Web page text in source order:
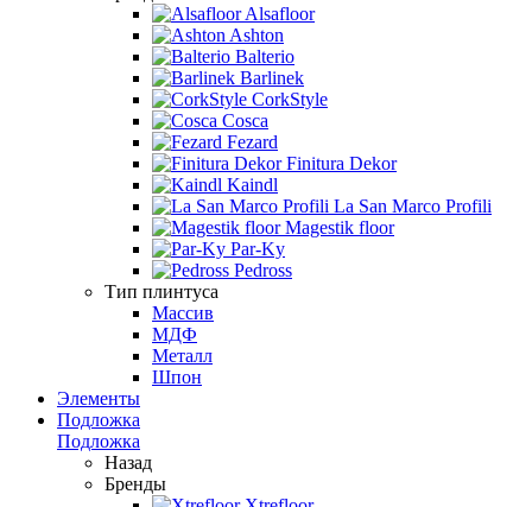
Alsafloor
Ashton
Balterio
Barlinek
CorkStyle
Cosca
Fezard
Finitura Dekor
Kaindl
La San Marco Profili
Magestik floor
Par-Ky
Pedross
Тип плинтуса
Массив
МДФ
Металл
Шпон
Элементы
Подложка
Подложка
Назад
Бренды